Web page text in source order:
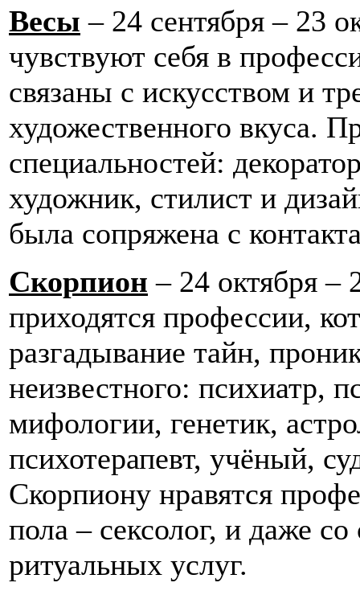
Весы – 24 сентября – 23
чувствуют себя в
связаны с искусством и
художественного вкуса.
специальностей:
художник, стилист и
была сопряжена с
Скорпион – 24 октября
приходятся профессии,
разгадывание тайн,
неизвестного: психиатр,
мифологии, генетик,
психотерапевт, учёный,
Скорпиону нравятся
пола – сексолог, и даже
ритуальных услуг.